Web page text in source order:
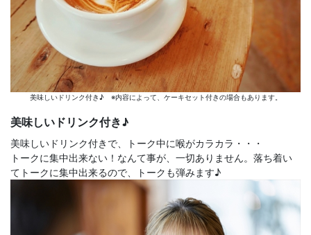
美味しいドリンク付き♪ ※内容によって、ケーキセット付きの場合もあります。
美味しいドリンク付き♪
美味しいドリンク付きで、トーク中に喉がカラカラ・・・
トークに集中出来ない！なんて事が、一切ありません。落ち着い
てトークに集中出来るので、トークも弾みます♪